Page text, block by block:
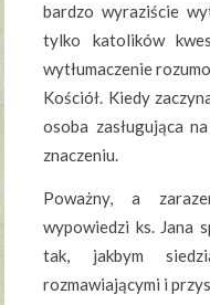
bardzo wyraziście
tylko katolików
wytłumaczenie
Kościół. Kiedy
osoba zasługująca
znaczeniu.
Poważny, a
wypowiedzi ks. Jana
tak, jakbym
rozmawiającymi i